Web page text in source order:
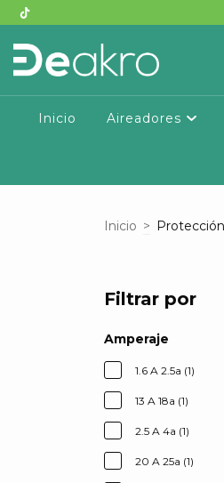
Inicio Aireadores
Inicio >
Filtrar por
Amperaje
1.6 A 2.5a (1)
13 A 18a (1)
2.5 A 4a (1)
20 A 25a (1)